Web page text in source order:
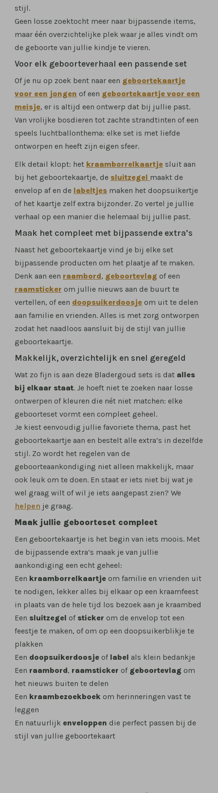
stijl.
Geen losse zoektocht meer naar bijpassende items,
maar één overzichtelijke plek waar je alles vindt om
de geboorte van jullie kindje te vieren.
Voor elk geboorteverhaal een passende set
Of je nu op zoek bent naar een geboortekaartje
voor een jongen of een geboortekaartje voor een
meisje, er is altijd een ontwerp dat bij jullie past.
Van vrolijke bosdieren tot zachte strandtinten of een
speels luchtballonthema: elke set is met liefde
ontworpen en heeft zijn eigen sfeer.
Elk detail klopt: het kraamborrelkaartje sluit aan
bij het geboortekaartje, de sluitzegel maakt de
envelop af en de labeltjes maken het doopsuikertje
of het kaartje zelf extra bijzonder. Zo vertel je jullie
verhaal op een manier die helemaal bij jullie past.
Maak het compleet met bijpassende extra’s
Naast het geboortekaartje vind je bij elke set
bijpassende producten om het plaatje af te maken.
Denk aan een raambord, geboortevlag of een
raamsticker om jullie nieuws aan de buurt te
vertellen, of een doopsuikerdoosje om uit te delen
aan familie en vrienden. Alles is met zorg ontworpen
zodat het naadloos aansluit bij de stijl van jullie
geboortekaartje.
Makkelijk, overzichtelijk en snel geregeld
Wat zo fijn is aan deze Bladergoud sets is dat alles
bij elkaar staat. Je hoeft niet te zoeken naar losse
ontwerpen of kleuren die nét niet matchen: elke
geboorteset vormt een compleet geheel.
Je kiest eenvoudig jullie favoriete thema, past het
geboortekaartje aan en bestelt alle extra’s in dezelfde
stijl. Zo wordt het regelen van de
geboorteaankondiging niet alleen makkelijk, maar
ook leuk om te doen. En staat er iets niet bij wat je
wel graag wilt of wil je iets aangepast zien? We
helpen je graag.
Maak jullie geboorteset compleet
Een geboortekaartje is het begin van iets moois. Met
de bijpassende extra’s maak je van jullie
aankondiging een echt geheel:
Een kraamborrelkaartje om familie en vrienden uit
te nodigen, lekker alles bij elkaar op een kraamfeest
in plaats van de hele tijd los bezoek aan je kraambed
Een sluitzegel of sticker om de envelop tot een
feestje te maken, of om op een doopsuikerblikje te
plakken
Een doopsuikerdoosje of label als klein bedankje
Een raambord, raamsticker of geboortevlag om
het nieuws buiten te delen
Een kraambezoekboek om herinneringen vast te
leggen
En natuurlijk enveloppen die perfect passen bij de
stijl van jullie geboortekaart